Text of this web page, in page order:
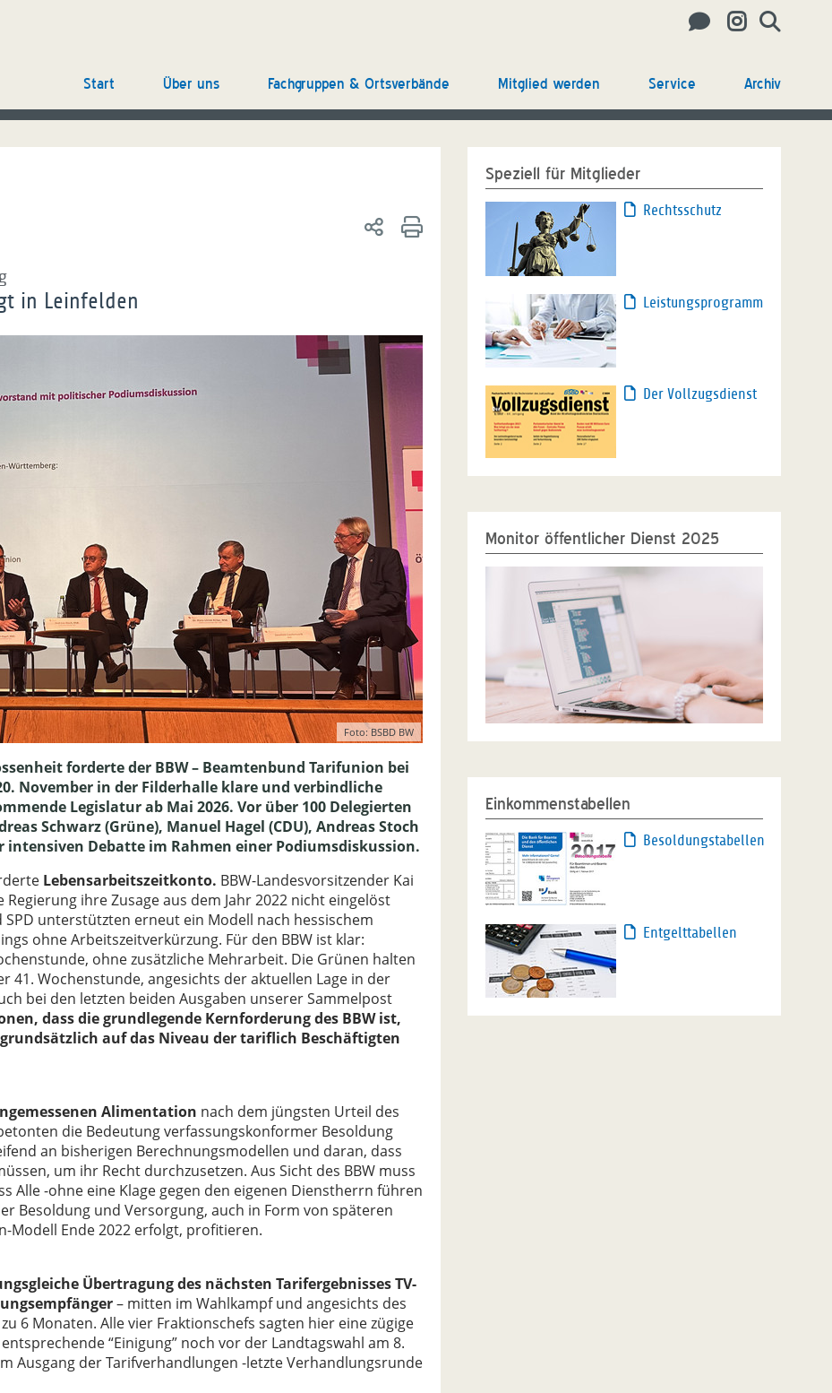
Start Über uns Fachgruppen & Ortsverbände Mitglied werden Service Archiv
in Leinfelden
Foto: BSBD BW
forderte der BBW – Beamtenbund Tarifunion bei
November in der Filderhalle klare und verbindliche
Legislatur ab Mai 2026. Vor über 100 Delegierten
Schwarz (Grüne), Manuel Hagel (CDU), Andreas Stoch
intensiven Debatte im Rahmen einer Podiumsdiskussion.
Lebensarbeitszeitkonto. BBW-Landesvorsitzender Kai
ihre Zusage aus dem Jahr 2022 nicht eingelöst
SPD unterstützten erneut ein Modell nach hessischem
ohne Arbeitszeitverkürzung. Für den BBW ist klar:
ohne zusätzliche Mehrarbeit. Die Grünen halten
41. Wochenstunde, angesichts der aktuellen Lage in der
bei den letzten beiden Ausgaben unserer Sammelpost
dass die grundlegende Kernforderung des BBW ist,
auf das Niveau der tariflich Beschäftigten
Alimentation nach dem jüngsten Urteil des
die Bedeutung verfassungskonformer Besoldung
an bisherigen Berechnungsmodellen und daran, dass
um ihr Recht durchzusetzen. Aus Sicht des BBW muss
Alle -ohne eine Klage gegen den eigenen Dienstherrn führen
Besoldung und Versorgung, auch in Form von späteren
Modell Ende 2022 erfolgt, profitieren.
Übertragung des nächsten Tarifergebnisses TV-
– mitten im Wahlkampf und angesichts des
6 Monaten. Alle vier Fraktionschefs sagten hier eine zügige
“Einigung” noch vor der Landtagswahl am 8.
Ausgang der Tarifverhandlungen -letzte Verhandlungsrunde
Speziell für Mitglieder
Rechtsschutz
Leistungsprogramm
Der Vollzugsdienst
Monitor öffentlicher Dienst 2025
Einkommenstabellen
Besoldungstabellen
Entgelttabellen